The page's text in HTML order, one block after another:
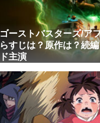
ゴーストバスターズ/ア
らすじは？原作は？続
ド主演